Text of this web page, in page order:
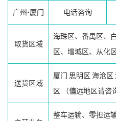
广州-厦门 电话咨询
取货区域
海珠区、番禺区、
区、增城区、从化
送货区域
厦门 思明区 海沧区
区 （偏远地区请咨
整车运输、零担运